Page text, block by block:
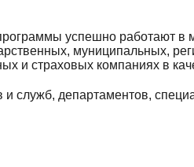
успешно работают в
муниципальных,
и страховых компаниях в
служб, департаментов,